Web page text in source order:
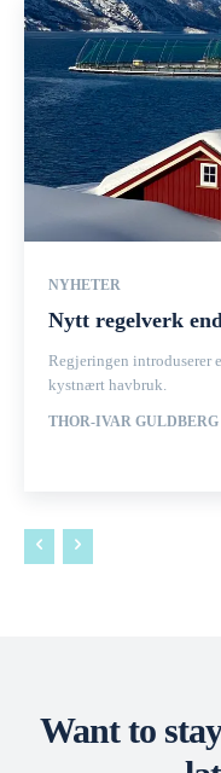
NYHETER
Nytt regelverk
Regjeringen introduserer
kystnært havbruk.
THOR-IVAR
Want to